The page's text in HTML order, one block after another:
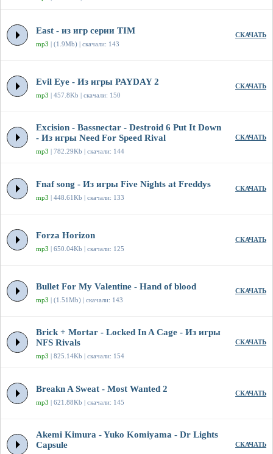
East - из игр серии TIM
mp3 | (1.9Mb) | скачали: 143
СКАЧАТЬ
Evil Eye - Из игры PAYDAY 2
mp3 | 457.8Kb | скачали: 150
СКАЧАТЬ
Excision - Bassnectar - Destroid 6 Put It Down
- Из игры Need For Speed Rival
mp3 | 782.29Kb | скачали: 144
СКАЧАТЬ
Fnaf song - Из игры Five Nights at Freddys
mp3 | 448.61Kb | скачали: 133
СКАЧАТЬ
Forza Horizon
mp3 | 650.04Kb | скачали: 125
СКАЧАТЬ
Bullet For My Valentine - Hand of blood
mp3 | (1.51Mb) | скачали: 143
СКАЧАТЬ
Brick + Mortar - Locked In A Cage - Из игры
NFS Rivals
mp3 | 825.14Kb | скачали: 154
СКАЧАТЬ
Breakn A Sweat - Most Wanted 2
mp3 | 621.88Kb | скачали: 145
СКАЧАТЬ
Akemi Kimura - Yuko Komiyama - Dr Lights
Capsule
СКАЧАТЬ